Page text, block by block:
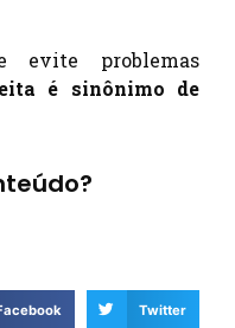
evite problemas
é sinônimo de
Twitter